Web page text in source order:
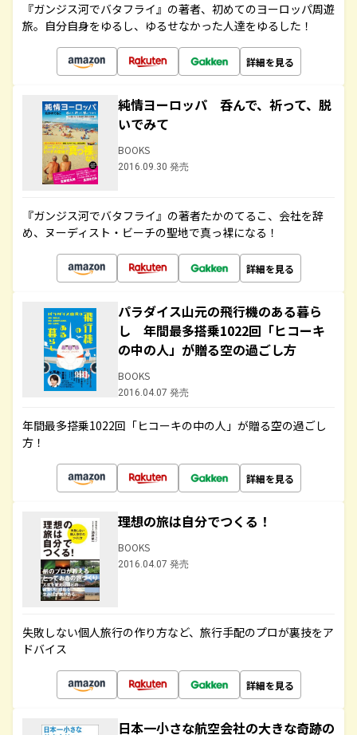
『ガンジス河でバタフライ』の著者、初めてのヨーロッパ周遊
旅。自分自身をゆるし、ゆるせなかった人達をゆるした！
詳細を見る
純情ヨーロッパ 呑んで、祈って、脱
いでみて
BOOKS
2016.09.30 発売
『ガンジス河でバタフライ』の著者たかのてるこ、会社を辞
め、ヌーディスト・ビーチの聖地で真っ裸になる！
詳細を見る
パラダイス山元の飛行機のある暮ら
し 年間最多搭乗1022回「ヒコーキ
の中の人」が贈る空の過ごし方
BOOKS
2016.04.07 発売
年間最多搭乗1022回「ヒコーキの中の人」が贈る空の過ごし
方！
詳細を見る
理想の旅は自分でつくる！
BOOKS
2016.04.07 発売
失敗しない個人旅行の作り方など、旅行手配のプロが裏技をア
ドバイス
詳細を見る
日本一小さな航空会社の大きな奇跡の